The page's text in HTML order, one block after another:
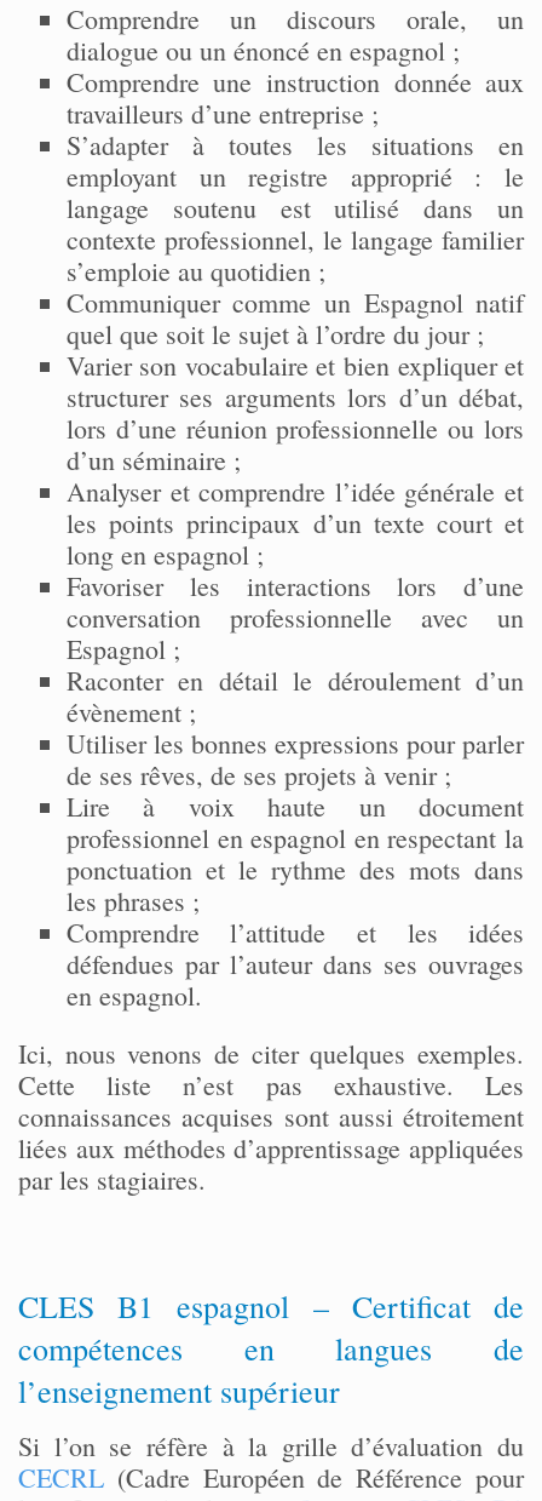
Comprendre un discours orale, un
dialogue ou un énoncé en espagnol ;
Comprendre une instruction donnée aux
travailleurs d’une entreprise ;
S’adapter à toutes les situations en
employant un registre approprié : le
langage soutenu est utilisé dans un
contexte professionnel, le langage familier
s’emploie au quotidien ;
Communiquer comme un Espagnol natif
quel que soit le sujet à l’ordre du jour ;
Varier son vocabulaire et bien expliquer et
structurer ses arguments lors d’un débat,
lors d’une réunion professionnelle ou lors
d’un séminaire ;
Analyser et comprendre l’idée générale et
les points principaux d’un texte court et
long en espagnol ;
Favoriser les interactions lors d’une
conversation professionnelle avec un
Espagnol ;
Raconter en détail le déroulement d’un
évènement ;
Utiliser les bonnes expressions pour parler
de ses rêves, de ses projets à venir ;
Lire à voix haute un document
professionnel en espagnol en respectant la
ponctuation et le rythme des mots dans
les phrases ;
Comprendre l’attitude et les idées
défendues par l’auteur dans ses ouvrages
en espagnol.
Ici, nous venons de citer quelques exemples.
Cette liste n’est pas exhaustive. Les
connaissances acquises sont aussi étroitement
liées aux méthodes d’apprentissage appliquées
par les stagiaires.
CLES B1 espagnol – Certificat de
compétences en langues de
l’enseignement supérieur
Si l’on se réfère à la grille d’évaluation du
CECRL(Cadre Européen de Référence pour